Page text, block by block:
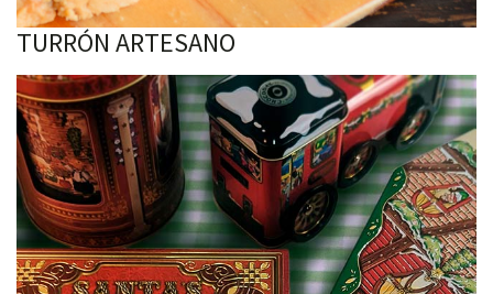
TURRÓN ARTESANO